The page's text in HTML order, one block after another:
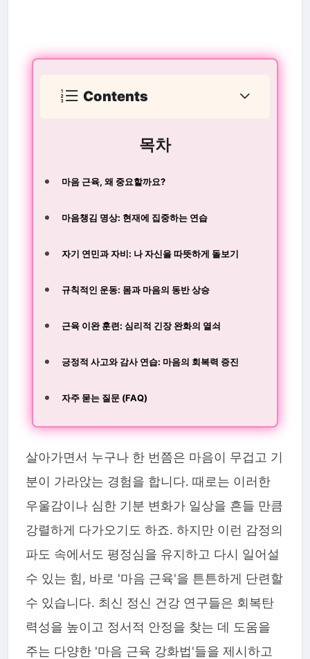
Contents
목차
마음 근육, 왜 중요할까요?
마음챙김 명상: 현재에 집중하는 연습
자기 연민과 자비: 나 자신을 따뜻하게 돌보기
규칙적인 운동: 몸과 마음의 동반 상승
근육 이완 훈련: 심리적 긴장 완화의 열쇠
긍정적 사고와 감사 연습: 마음의 회복력 증진
자주 묻는 질문 (FAQ)
살아가면서 누구나 한 번쯤은 마음이 무겁고 기
분이 가라앉는 경험을 합니다. 때로는 이러한
우울감이나 심한 기분 변화가 일상을 흔들 만큼
강렬하게 다가오기도 하죠. 하지만 이런 감정의
파도 속에서도 평정심을 유지하고 다시 일어설
수 있는 힘, 바로 '마음 근육'을 튼튼하게 단련할
수 있습니다. 최신 정신 건강 연구들은 회복탄
력성을 높이고 정서적 안정을 찾는 데 도움을
주는 다양한 '마음 근육 강화법'들을 제시하고